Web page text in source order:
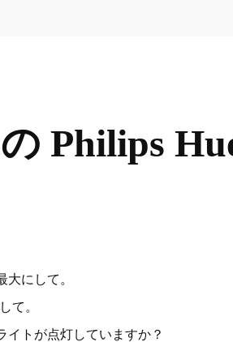
の Philips
大にして。
て。
イトが点灯していますか？